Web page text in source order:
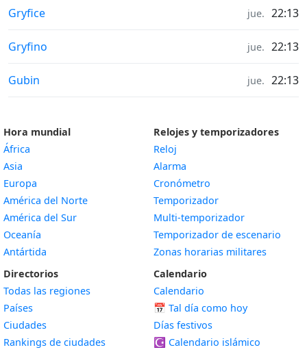
Hora en
Gryfice jue. 22:13
Hora en
Gryfino jue. 22:13
Hora en
Gubin jue. 22:13
Hora mundial
África
Asia
Europa
América del Norte
América del Sur
Oceanía
Antártida
Directorios
Todas las regiones
Países
Ciudades
Rankings de ciudades
Relojes y temporizadores
Reloj
Alarma
Cronómetro
Temporizador
Multi-temporizador
Temporizador de escenario
Zonas horarias militares
Calendario
Calendario
📅 Tal día como hoy
Días festivos
☪️ Calendario islámico